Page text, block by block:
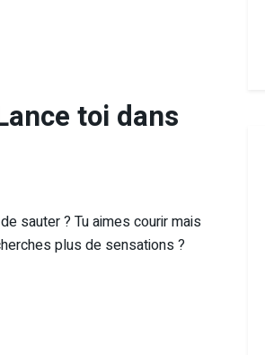
toi dans
sauter ? Tu aimes courir mais
plus de sensations ?